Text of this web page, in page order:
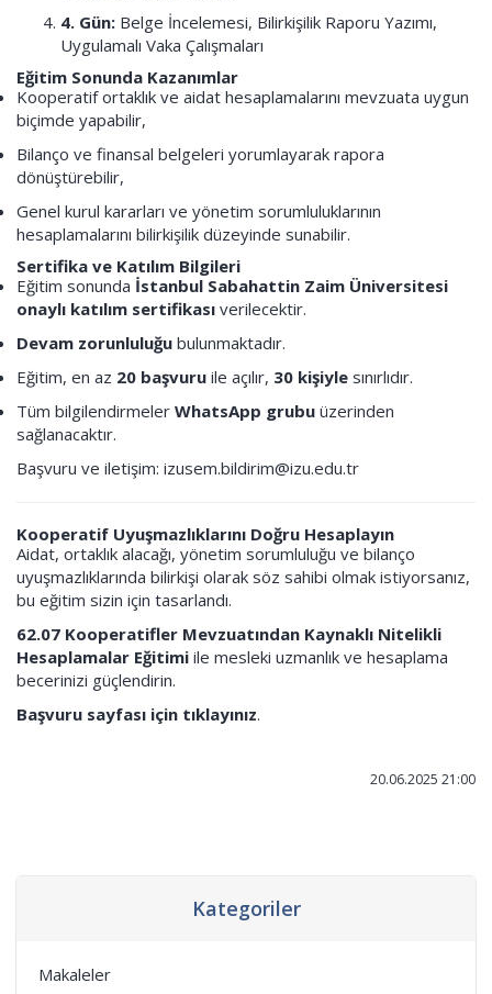
Kategoriler
Makaleler
4. Gün: Belge İncelemesi, Bilirkişilik Raporu Yazımı,
Uygulamalı Vaka Çalışmaları
Eğitim Sonunda Kazanımlar
Kooperatif ortaklık ve aidat hesaplamalarını mevzuata uygun
biçimde yapabilir,
Bilanço ve finansal belgeleri yorumlayarak rapora
dönüştürebilir,
Genel kurul kararları ve yönetim sorumluluklarının
hesaplamalarını bilirkişilik düzeyinde sunabilir.
Sertifika ve Katılım Bilgileri
Eğitim sonunda İstanbul Sabahattin Zaim Üniversitesi
onaylı katılım sertifikası verilecektir.
Devam zorunluluğu bulunmaktadır.
Eğitim, en az 20 başvuru ile açılır, 30 kişiyle sınırlıdır.
Tüm bilgilendirmeler WhatsApp grubu üzerinden
sağlanacaktır.
Başvuru ve iletişim: izusem.bildirim@izu.edu.tr
Kooperatif Uyuşmazlıklarını Doğru Hesaplayın
Aidat, ortaklık alacağı, yönetim sorumluluğu ve bilanço
uyuşmazlıklarında bilirkişi olarak söz sahibi olmak istiyorsanız,
bu eğitim sizin için tasarlandı.
62.07 Kooperatifler Mevzuatından Kaynaklı Nitelikli
Hesaplamalar Eğitimi ile mesleki uzmanlık ve hesaplama
becerinizi güçlendirin.
Başvuru sayfası için tıklayınız.
20.06.2025 21:00